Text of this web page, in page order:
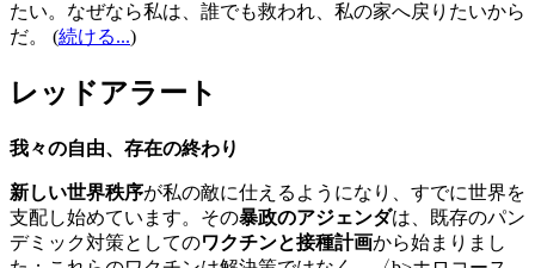
たい。なぜなら私は、誰でも救われ、私の家へ戻りたいから
だ。
(続ける...)
レッドアラート
我々の自由、存在の終わり
新しい世界秩序が私の敵に仕えるようになり、すでに世界を
支配し始めています。その暴政のアジェンダは、既存のパン
デミック対策としてのワクチンと接種計画から始まりまし